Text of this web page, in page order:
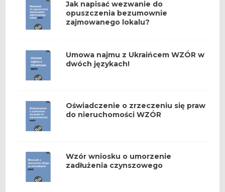
Jak napisać wezwanie do
opuszczenia bezumownie
zajmowanego lokalu?
Umowa najmu z Ukraińcem WZÓR w
dwóch językach!
Oświadczenie o zrzeczeniu się praw
do nieruchomości WZÓR
Wzór wniosku o umorzenie
zadłużenia czynszowego